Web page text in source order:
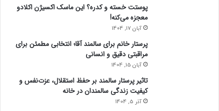
پوستت خسته و کدره؟ این ماسک اکسیژن اکلادو
معجزه می‌کنه!
آبان 17, 1404
پرستار خانم برای سالمند آقا؛ انتخابی مطمئن برای
مراقبتی دقیق و انسانی
آبان 15, 1404
تاثیر پرستار سالمند بر حفظ استقلال، عزت‌نفس و
کیفیت زندگی سالمندان در خانه
آذر 5, 1404